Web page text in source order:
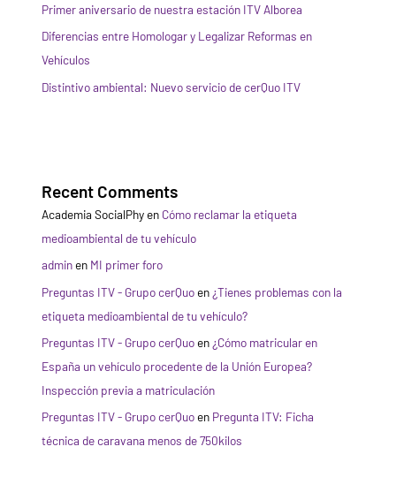
Primer aniversario de nuestra estación ITV Alborea
Diferencias entre Homologar y Legalizar Reformas en
Vehículos
Distintivo ambiental: Nuevo servicio de cerQuo ITV
Recent Comments
Academia SocialPhyen Cómo reclamar la etiqueta
medioambiental de tu vehículo
adminen MI primer foro
Preguntas ITV - Grupo cerQuoen ¿Tienes problemas con la
etiqueta medioambiental de tu vehículo?
Preguntas ITV - Grupo cerQuoen ¿Cómo matricular en
España un vehículo procedente de la Unión Europea?
Inspección previa a matriculación
Preguntas ITV - Grupo cerQuoen Pregunta ITV: Ficha
técnica de caravana menos de 750kilos